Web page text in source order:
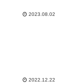
2023.08.02
2022.12.22